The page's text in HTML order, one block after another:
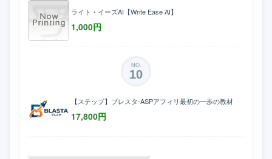
ライト・イーズAI【Write Ease AI】
1,000円
NO.
10
【ステップ】ブレスタ-ASPアフィリ最初の一歩の教材
17,800円